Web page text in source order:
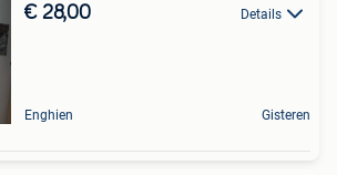
€ 28,00 Details
Enghien Gisteren